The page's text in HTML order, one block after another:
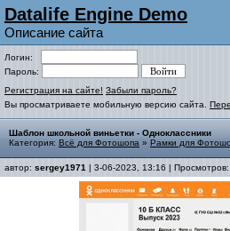
Datalife Engine Demo
Описание сайта
Логин:
Пароль:
Регистрация на сайте! Забыли пароль?
Вы просматриваете мобильную версию сайта.
Шаблон школьной виньетки - Одноклассники
Категория: Всё для Фотошопа » Рамки для
автор: sergey1971 | 3-06-2023, 13:16 |